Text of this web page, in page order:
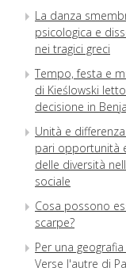
La danza
psicologica e
nei tragici greci
Tempo, festa e
di Kieślowski
decisione in
Unità e
pari opportunità
delle diversità
sociale
Cosa possono
scarpe?
Per una
Verse l'autre di